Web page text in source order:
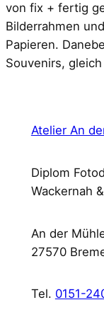
von fix + fertig
Bilderrahmen
Papieren.
Souvenirs,
Atelier An
Diplom
Wackernah
An der
27570
Tel. 0151-